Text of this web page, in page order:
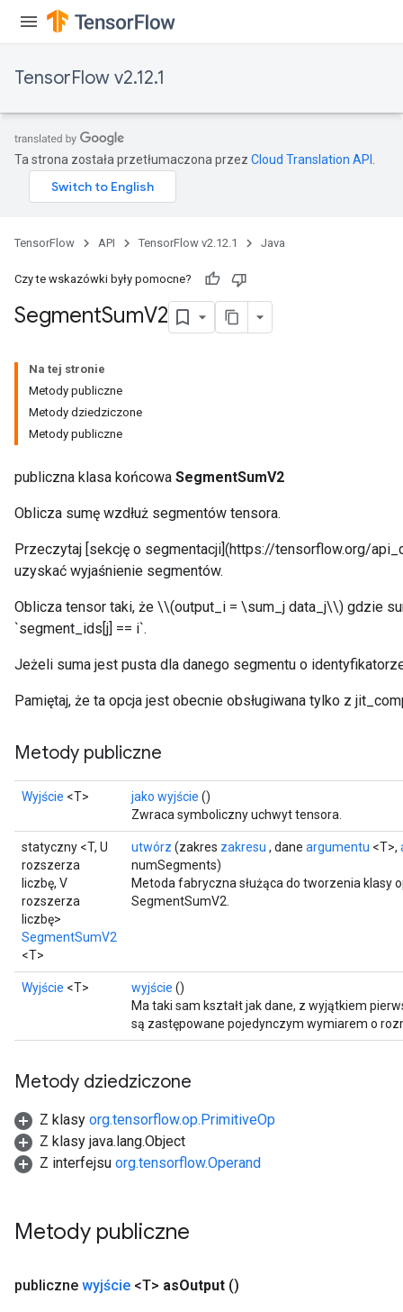
TensorFlow v2.12.1
Ta strona została przetłumaczona przez Cloud Translation API
TensorFlow API TensorFlow v2.12.1 Java
Czy te wskazówki były pomocne?
SegmentSumV2
Na tej stronie
Metody publiczne
Metody dziedziczone
Metody publiczne
publiczna klasa końcowa SegmentSumV2
Oblicza sumę wzdłuż segmentów tensora.
Przeczytaj [sekcję o segmentacji](https://tensorflow.org/
uzyskać wyjaśnienie segmentów.
Oblicza tensor taki, że \\(output_i = \sum_j data_j\\) gdzie
`segment_ids[j] == i`.
Jeżeli suma jest pusta dla danego segmentu o
Pamiętaj, że ta opcja jest obecnie obsługiwana tylko z
Metody publiczne
Wyjście <T> jako wyjście ()
Zwraca symboliczny uchwyt tensora.
statyczny <T, U
rozszerza
liczbę, V
rozszerza
liczbę>
SegmentSumV2
<T>
utwórz (zakres zakresu , dane argumentu <T>,
numSegments)
Metoda fabryczna służąca do tworzenia klasy
SegmentSumV2.
Wyjście <T> wyjście ()
Ma taki sam kształt jak dane, z wyjątkiem
są zastępowane pojedynczym wymiarem o
Metody dziedziczone
Z klasy org.tensorflow.op.PrimitiveOp
Z klasy java.lang.Object
Z interfejsu org.tensorflow.Operand
Metody publiczne
publiczne wyjście <T> asOutput ()